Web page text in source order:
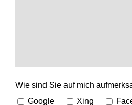
Wie sind Sie auf mich
Google
Xing